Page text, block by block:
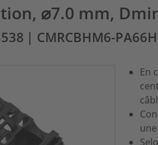
⌀7.0 mm,
| CMRCBHM6-
En